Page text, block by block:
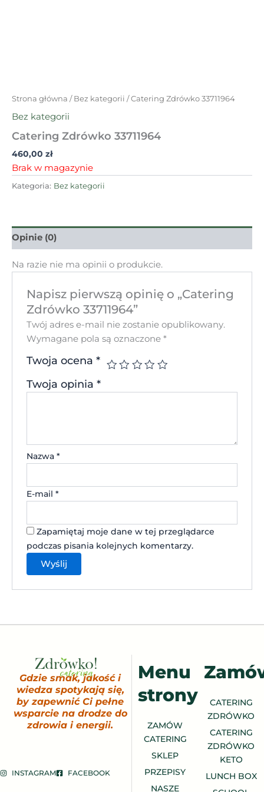
Strona główna /Bez kategorii / Catering Zdrówko 33711964
Bez kategorii
Catering Zdrówko 33711964
460,00 zł
Brak w magazynie
Kategoria: Bez kategorii
Opinie (0)
Na razie nie ma opinii o produkcie.
Napisz pierwszą opinię o „Catering
Zdrówko 33711964”
Twój adres e-mail nie zostanie opublikowany.
Wymagane pola są oznaczone*
Twoja ocena*
Twoja opinia*
Nazwa*
E-mail*
Zapamiętaj moje dane w tej przeglądarce
podczas pisania kolejnych komentarzy.
Gdzie smak, jakość i
wiedza spotykają się,
by zapewnić Ci pełne
wsparcie na drodze do
zdrowia i energii.
INSTAGRAM FACEBOOK
Menu
strony
ZAMÓW
CATERING
SKLEP
PRZEPISY
NASZE
CATERING
ZDRÓWKO
CATERING
ZDRÓWKO
KETO
LUNCH BOX